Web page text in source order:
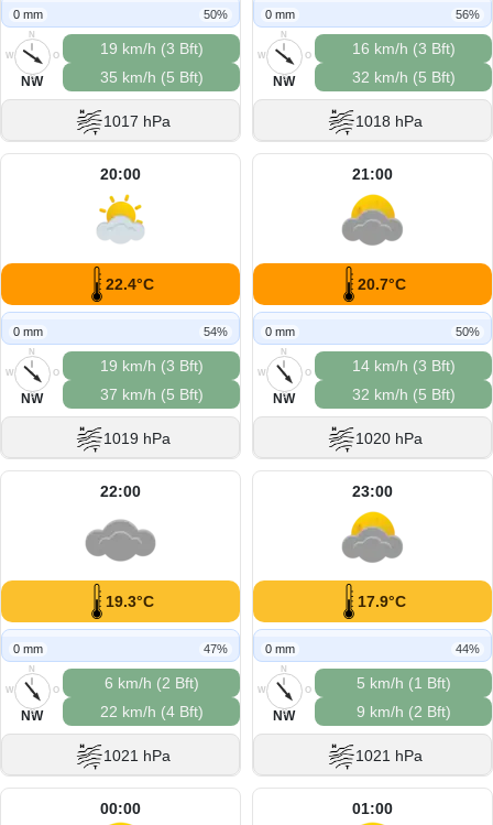
0 mm 50%
N
O
S
W
NW
19 km/h (3 Bft)
35 km/h (5 Bft)
1017 hPa
0 mm 56%
N
O
S
W
NW
16 km/h (3 Bft)
32 km/h (5 Bft)
1018 hPa
20:00
22.4°C
0 mm 54%
N
O
S
W
NW
19 km/h (3 Bft)
37 km/h (5 Bft)
1019 hPa
21:00
20.7°C
0 mm 50%
N
O
S
W
NW
14 km/h (3 Bft)
32 km/h (5 Bft)
1020 hPa
22:00
19.3°C
0 mm 47%
N
O
S
W
NW
6 km/h (2 Bft)
22 km/h (4 Bft)
1021 hPa
23:00
17.9°C
0 mm 44%
N
O
S
W
NW
5 km/h (1 Bft)
9 km/h (2 Bft)
1021 hPa
00:00 01:00